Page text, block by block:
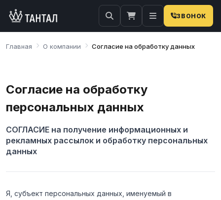
ЗВОНОК
Главная О компании Согласие на обработку данных
Согласие на обработку
персональных данных
СОГЛАСИЕ на получение информационных и
рекламных рассылок и обработку персональных
данных
Я, субъект персональных данных, именуемый в